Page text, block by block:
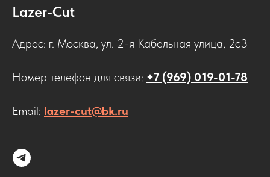
Lazer-Cut
Адрес: г. Москва, ул. 2-я Кабельная улица, 2с3
Номер телефон для связи: +7 (969) 019-01-78
Email: lazer-cut@bk.ru